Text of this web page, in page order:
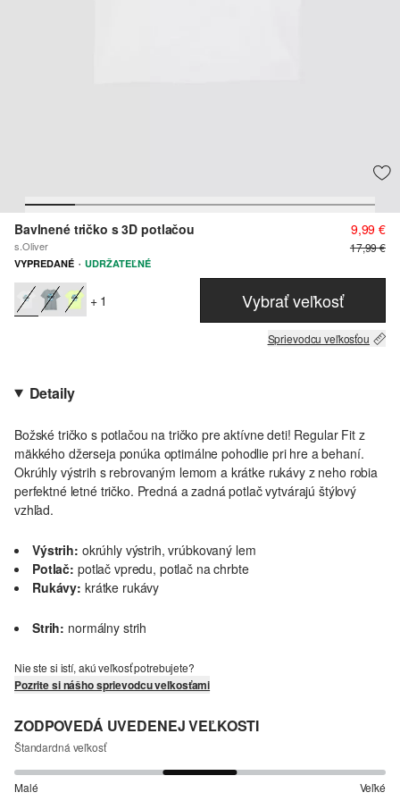
Bavlnené tričko s 3D potlačou
s.Oliver
9,99 €
17,99 €
VYPREDANÉ · UDRŽATEĽNÉ
+ 1 Vybrať veľkosť
Sprievodcu veľkosťou
Detaily
Božské tričko s potlačou na tričko pre aktívne deti! Regular Fit z
mäkkého džerseja ponúka optimálne pohodlie pri hre a behaní.
Okrúhly výstrih s rebrovaným lemom a krátke rukávy z neho robia
perfektné letné tričko. Predná a zadná potlač vytvárajú štýlový
vzhľad.
Výstrih: okrúhly výstrih, vrúbkovaný lem
Potlač: potlač vpredu, potlač na chrbte
Rukávy: krátke rukávy
Strih: normálny strih
Nie ste si istí, akú veľkosť potrebujete?
Pozrite si nášho sprievodcu veľkosťami
ZODPOVEDÁ UVEDENEJ VEĽKOSTI
Štandardná veľkosť
Malé Veľké